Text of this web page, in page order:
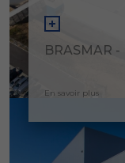
BRASMAR -
En savoir plus